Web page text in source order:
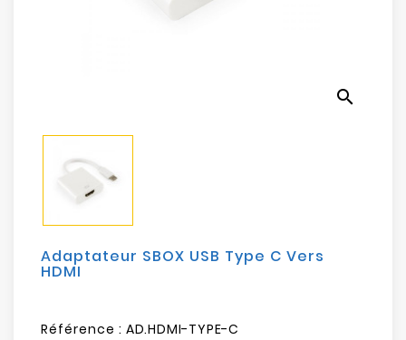
Sécurité
Mobilités
Loisirs
search
Adaptateur SBOX USB Type C Vers
HDMI
Référence : AD.HDMI-TYPE-C